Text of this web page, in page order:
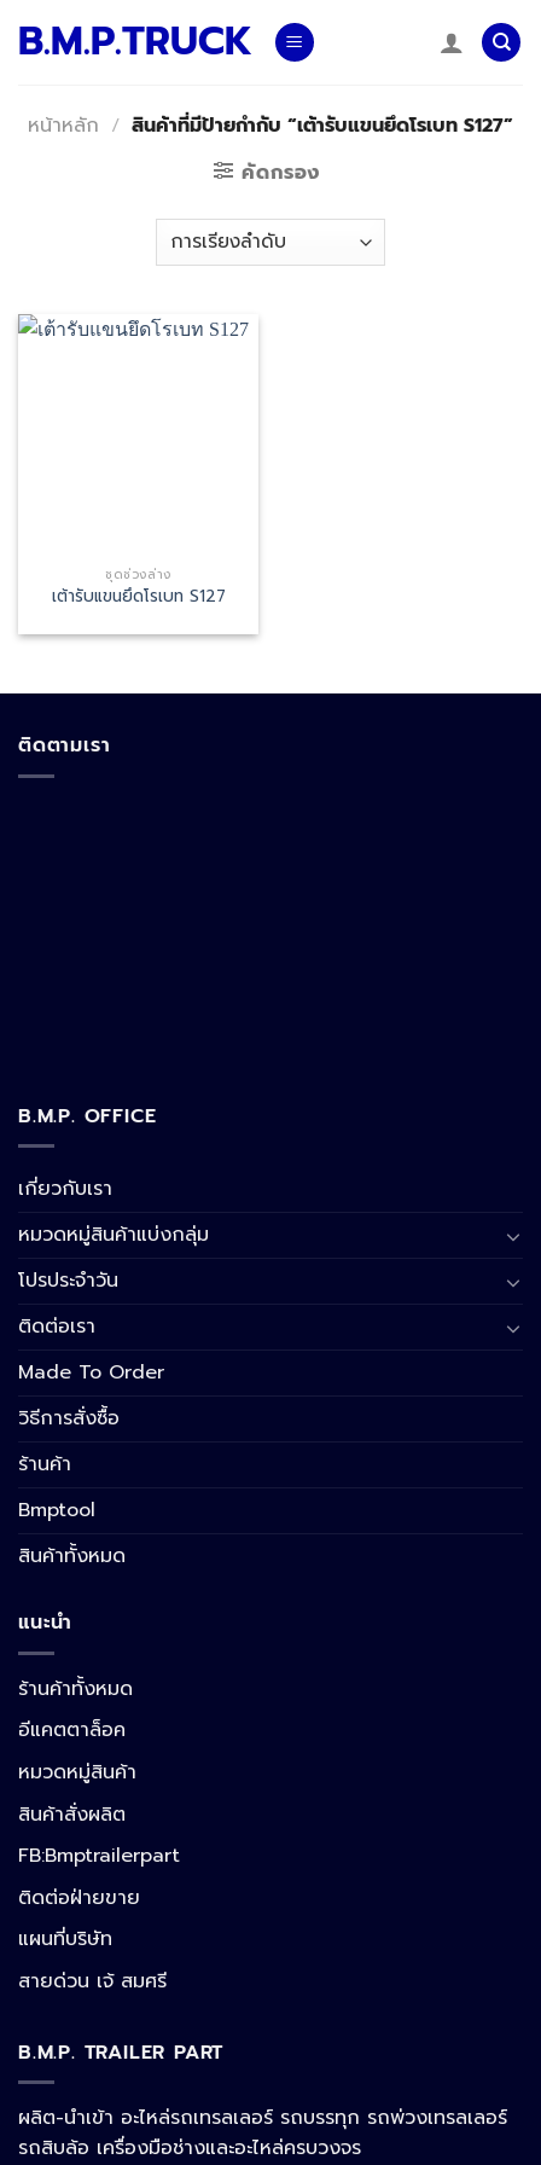
B.M.P.TRUCK
หน้าหลัก / สินค้าที่มีป้ายกำกับ “เต้ารับแขนยึดโรเบท S127”
คัดกรอง
ชุดช่วงล่าง
เต้ารับแขนยึดโรเบท S127
ติดตามเรา
B.M.P. OFFICE
เกี่ยวกับเรา
หมวดหมู่สินค้าแบ่งกลุ่ม
โปรประจำวัน
ติดต่อเรา
Made To Order
วิธีการสั่งซื้อ
ร้านค้า
Bmptool
สินค้าทั้งหมด
แนะนำ
ร้านค้าทั้งหมด
อีแคตตาล็อค
หมวดหมู่สินค้า
สินค้าสั่งผลิต
FB:Bmptrailerpart
ติดต่อฝ่ายขาย
แผนที่บริษัท
สายด่วน เจ้ สมศรี
B.M.P. TRAILER PART
ผลิต-นำเข้า อะไหล่รถเทรลเลอร์ รถบรรทุก รถพ่วงเทรลเลอร์
รถสิบล้อ เครื่องมือช่างและอะไหล่ครบวงจร